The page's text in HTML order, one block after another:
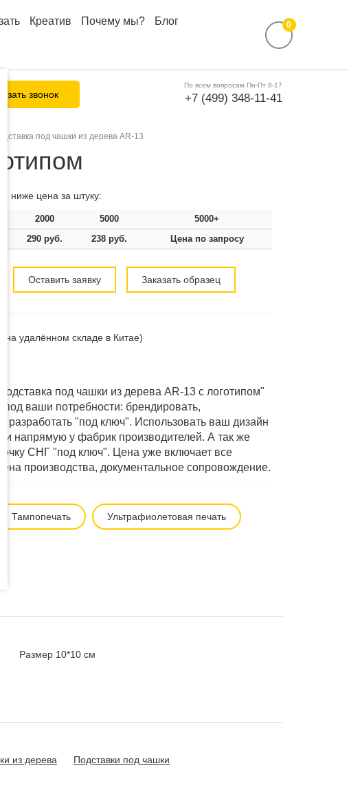
Креатив Почему мы? Блог 0
звонок
По всем вопросам Пн-Пт 8-17
+7 (499) 348-11-41
под чашки из дерева AR-13
ниже цена за штуку:
2000 5000
5000+
290 руб. 238 руб. Цена по запросу
Оставить заявку Заказать образец
(на удалённом складе в Китае)
под чашки из дерева AR-13 с логотипом"
ваши потребности: брендировать,
разработать "под ключ". Использовать ваш дизайн
напрямую у фабрик производителей. А так же
СНГ "под ключ". Цена уже включает все
производства, документальное сопровождение.
Тампопечать Ультрафиолетовая печать
Размер 10*10 см
из дерева
Подставки под чашки